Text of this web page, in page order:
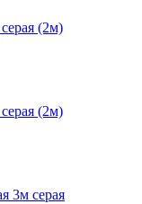
(2м)
(2м)
3м серая